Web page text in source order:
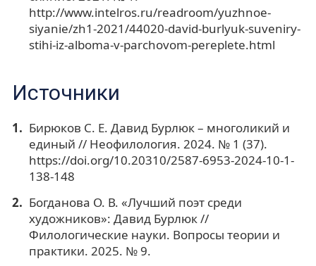
http://www.intelros.ru/readroom/yuzhnoe-
siyanie/zh1-2021/44020-david-burlyuk-suveniry-
stihi-iz-alboma-v-parchovom-pereplete.html
Источники
Бирюков С. Е. Давид Бурлюк – многоликий и
единый // Неофилология. 2024. № 1 (37).
https://doi.org/10.20310/2587-6953-2024-10-1-
138-148
Богданова О. В. «Лучший поэт среди
художников»: Давид Бурлюк //
Филологические науки. Вопросы теории и
практики. 2025. № 9.